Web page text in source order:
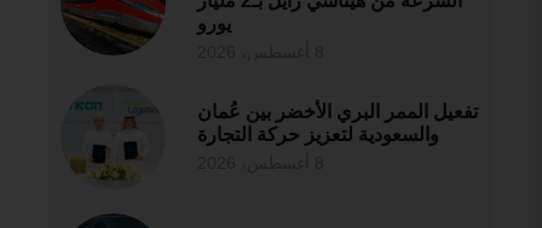
يورو
تفعيل الممر البري الأخضر بين عُمان
والسعودية لتعزيز حركة التجارة